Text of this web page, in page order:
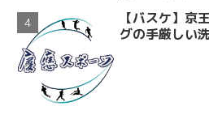
【バスケ】京
グの手厳しい